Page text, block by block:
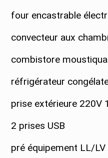
four encastrable
convecteur aux
combistore
réfrigérateur
prise extérieure 220V
2 prises USB
pré équipement LL/